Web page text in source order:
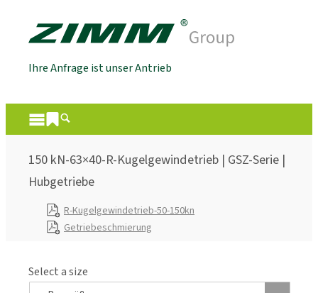
Ihre Anfrage ist unser Antrieb
150 kN-63×40-R-Kugelgewindetrieb | GSZ-Serie |
Hubgetriebe
R-Kugelgewindetrieb-50-150kn
Getriebeschmierung
Select a size